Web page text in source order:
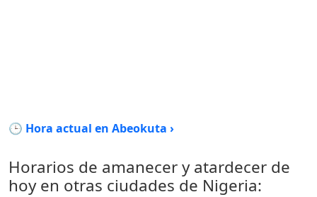
🕒 Hora actual en Abeokuta ›
Horarios de amanecer y atardecer de
hoy en otras ciudades de Nigeria: